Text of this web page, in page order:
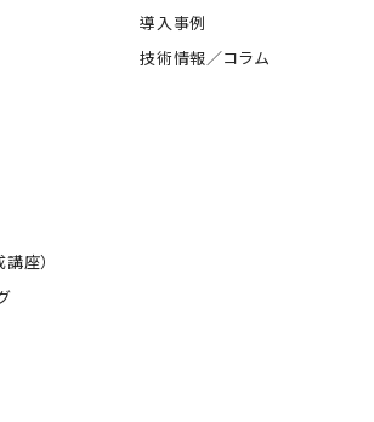
座）
導入事例
技術情報／コラム